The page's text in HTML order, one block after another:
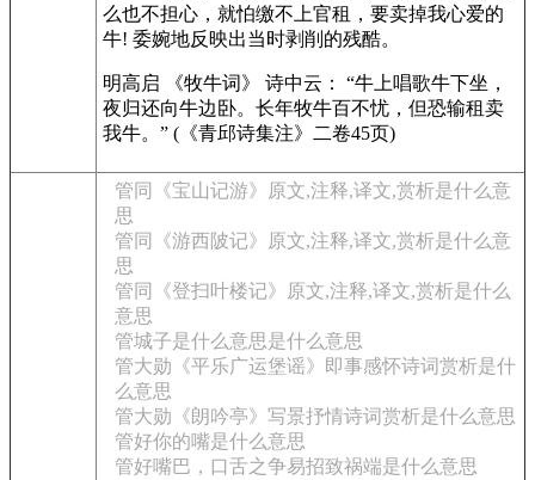
么也不担心，就怕缴不上官租，要卖掉我心爱的
牛! 委婉地反映出当时剥削的残酷。
明高启 《牧牛词》 诗中云： “牛上唱歌牛下坐，
夜归还向牛边卧。长年牧牛百不忧，但恐输租卖
我牛。” (《青邱诗集注》二卷45页)
管同《宝山记游》原文,注释,译文,赏析是什么意
思
管同《游西陂记》原文,注释,译文,赏析是什么意
思
管同《登扫叶楼记》原文,注释,译文,赏析是什么
意思
管城子是什么意思是什么意思
管大勋《平乐广运堡谣》即事感怀诗词赏析是什
么意思
管大勋《朗吟亭》写景抒情诗词赏析是什么意思
管好你的嘴是什么意思
管好嘴巴，口舌之争易招致祸端是什么意思